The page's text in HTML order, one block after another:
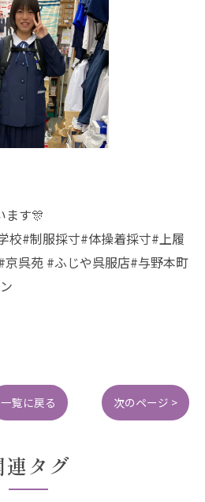
ます🎊
校#制服採寸#体操着採寸#上履
呉苑 #ふじや呉服店#与野本町
一覧に戻る 次のページ >
連タグ